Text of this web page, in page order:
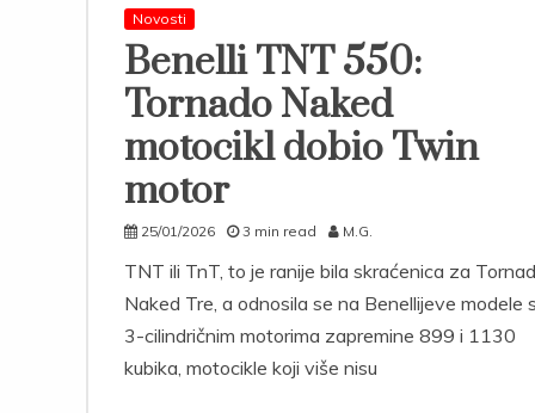
Novosti
Benelli TNT 550:
Tornado Naked
motocikl dobio Twin
motor
25/01/2026 3 min read M.G.
TNT ili TnT, to je ranije bila skraćenica za
Naked Tre, a odnosila se na Benellijeve modele
3-cilindričnim motorima zapremine 899 i 1130
kubika, motocikle koji više nisu